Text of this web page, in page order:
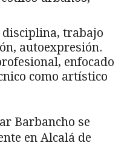
disciplina, trabajo
autoexpresión.
enfocado
como artístico
Barbancho se
en Alcalá de